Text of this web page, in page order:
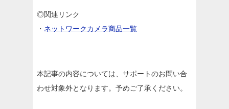
◎関連リンク
・ ネットワークカメラ商品一覧
本記事の内容については、サポートのお問い合
わせ対象外となります。予めご了承ください。